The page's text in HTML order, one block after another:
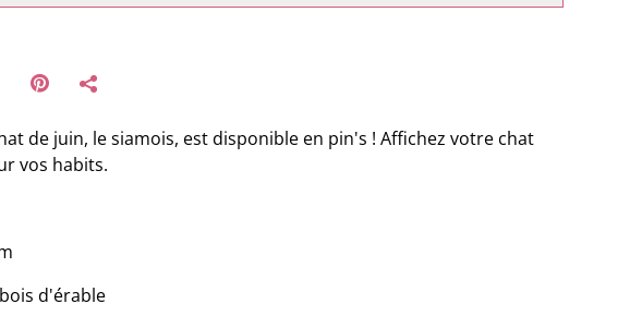
de juin, le siamois, est disponible en pin's ! Affichez votre chat
vos habits.
d'érable